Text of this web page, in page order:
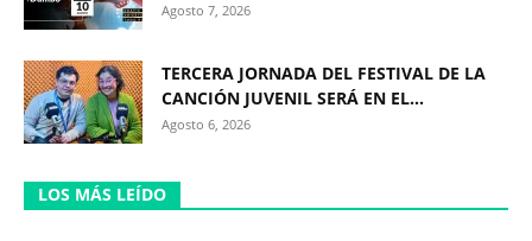
Agosto 7, 2026
TERCERA JORNADA DEL FESTIVAL DE LA
CANCIÓN JUVENIL SERÁ EN EL...
Agosto 6, 2026
LOS MÁS LEÍDO